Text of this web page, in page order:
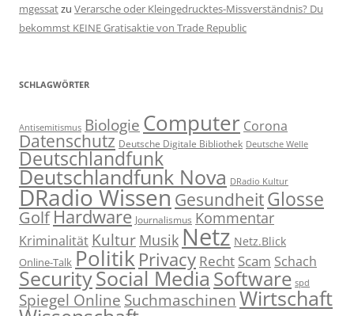
mgessatzu Verarsche oder Kleingedrucktes-Missverständnis? Du
bekommst KEINE Gratisaktie von Trade Republic
SCHLAGWÖRTER
Antisemitismus Biologie Computer Corona
Datenschutz Deutsche Digitale Bibliothek Deutsche Welle
Deutschlandfunk
Deutschlandfunk Nova DRadio Kultur
DRadio WissenGesundheitGlosse
GolfHardware Journalismus Kommentar
Kriminalität Kultur Musik Netz Netz.Blick
Online-Talk Politik Privacy Recht Scam Schach
SecuritySocial Media Software spd
Spiegel Online Suchmaschinen Wirtschaft